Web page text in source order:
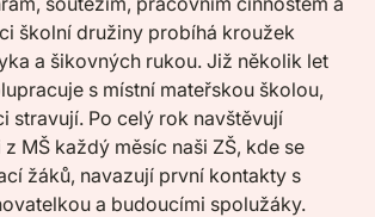
školní družiny probíhá kroužek
a šikovných rukou. Již několik let
s místní mateřskou školou,
stravují. Po celý rok navštěvují
MŠ každý měsíc naši ZŠ, kde se
žáků, navazují první kontakty s
a budoucími spolužáky.